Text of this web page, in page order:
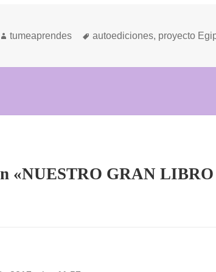
Autor
tumeaprendes Etiquetas
autoediciones, proyecto
«NUESTRO GRAN